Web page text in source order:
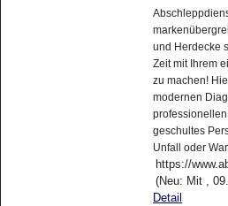
und Herdecke
Zeit mit Ihrem
zu machen!
modernen
geschultes
Unfall oder
https://
(Neu: Mit ,
Detail